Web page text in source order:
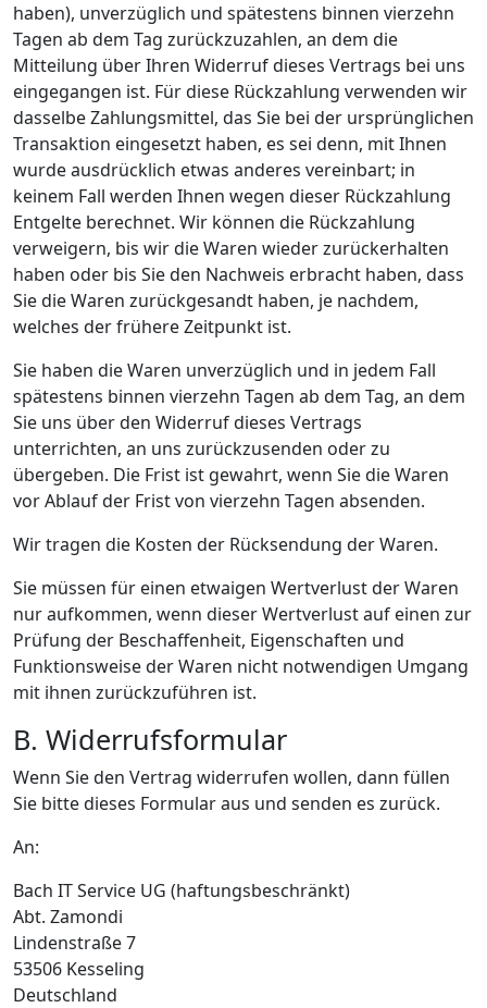
haben), unverzüglich und spätestens binnen vierzehn
Tagen ab dem Tag zurückzuzahlen, an dem die
Mitteilung über Ihren Widerruf dieses Vertrags bei uns
eingegangen ist. Für diese Rückzahlung verwenden wir
dasselbe Zahlungsmittel, das Sie bei der ursprünglichen
Transaktion eingesetzt haben, es sei denn, mit Ihnen
wurde ausdrücklich etwas anderes vereinbart; in
keinem Fall werden Ihnen wegen dieser Rückzahlung
Entgelte berechnet. Wir können die Rückzahlung
verweigern, bis wir die Waren wieder zurückerhalten
haben oder bis Sie den Nachweis erbracht haben, dass
Sie die Waren zurückgesandt haben, je nachdem,
welches der frühere Zeitpunkt ist.
Sie haben die Waren unverzüglich und in jedem Fall
spätestens binnen vierzehn Tagen ab dem Tag, an dem
Sie uns über den Widerruf dieses Vertrags
unterrichten, an uns zurückzusenden oder zu
übergeben. Die Frist ist gewahrt, wenn Sie die Waren
vor Ablauf der Frist von vierzehn Tagen absenden.
Wir tragen die Kosten der Rücksendung der Waren.
Sie müssen für einen etwaigen Wertverlust der Waren
nur aufkommen, wenn dieser Wertverlust auf einen zur
Prüfung der Beschaffenheit, Eigenschaften und
Funktionsweise der Waren nicht notwendigen Umgang
mit ihnen zurückzuführen ist.
B. Widerrufsformular
Wenn Sie den Vertrag widerrufen wollen, dann füllen
Sie bitte dieses Formular aus und senden es zurück.
An:
Bach IT Service UG (haftungsbeschränkt)
Abt. Zamondi
Lindenstraße 7
53506 Kesseling
Deutschland